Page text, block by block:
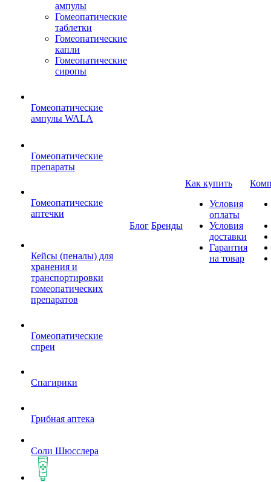
ампулы
Гомеопатические
таблетки
Гомеопатические
капли
Гомеопатические
сиропы
Гомеопатические
ампулы WALA
Гомеопатические
препараты
Гомеопатические
аптечки
Кейсы (пеналы) для
хранения и
транспортировки
гомеопатических
препаратов
Гомеопатические
спреи
Спагирики
Грибная аптека
Соли Шюсслера
Блог Бренды
Как купить
Условия
оплаты
Условия
доставки
Гарантия
на товар